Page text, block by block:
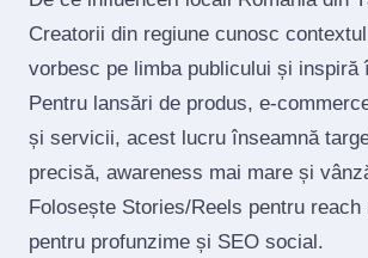
Creatorii din regiune cunosc
vorbesc pe limba publicului și inspiră
Pentru lansări de produs,
și servicii, acest lucru înseamnă
precisă, awareness mai mare și
Folosește Stories/Reels pentru reach
pentru profunzime și SEO social.